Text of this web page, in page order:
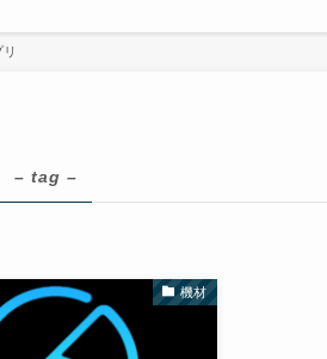
– tag –
機材